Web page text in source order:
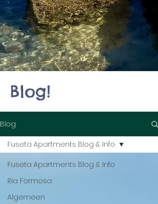
Blog!
Blog
Fuseta Apartments Blog & Info
Ria Formosa
Algemeen
Fuseta Apartments Blog & Info